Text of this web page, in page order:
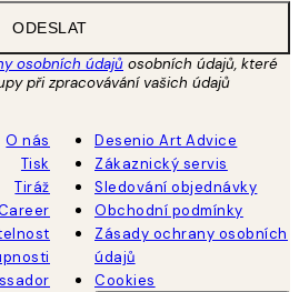
ODESLAT
osobních údajů osobních údajů, které
při zpracovávání vašich údajů
O nás
Tisk
Tiráž
Desenio Art Advice
Zákaznický servis
Sledování objednávky
Obchodní podmínky
Zásady ochrany osobních
údajů
Cookies